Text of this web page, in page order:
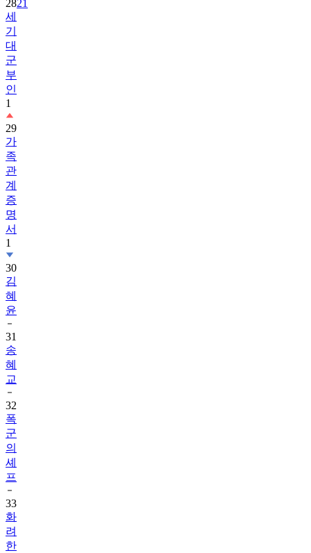
2821
세
기
대
군
부
인
1
29
가
족
관
계
증
명
서
1
30
김
혜
윤
31
송
혜
교
32
폭
군
의
셰
프
33
화
려
한